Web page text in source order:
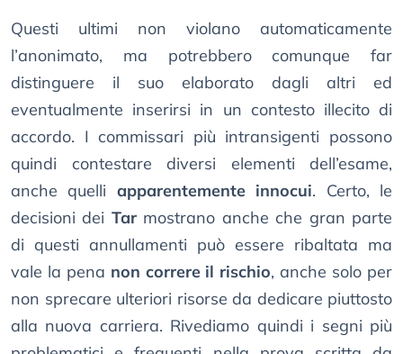
Questi ultimi non violano automaticamente
l’anonimato, ma potrebbero comunque far
distinguere il suo elaborato dagli altri ed
eventualmente inserirsi in un contesto illecito di
accordo. I commissari più intransigenti possono
quindi contestare diversi elementi dell’esame,
anche quelli apparentemente innocui. Certo, le
decisioni dei Tarmostrano anche che gran parte
di questi annullamenti può essere ribaltata ma
vale la pena non correre il rischio, anche solo per
non sprecare ulteriori risorse da dedicare piuttosto
alla nuova carriera. Rivediamo quindi i segni più